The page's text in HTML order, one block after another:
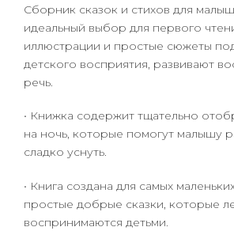
Сборник сказок и стихов для
идеальный выбор для первого
иллюстрации и простые сюжеты
детского восприятия, развивают
речь.
• Книжка содержит тщательно
на ночь, которые помогут малышу
сладко уснуть.
• Книга создана для самых
простые добрые сказки, которые
воспринимаются детьми.